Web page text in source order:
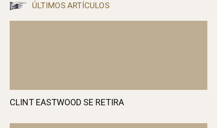
ÚLTIMOS ARTÍCULOS
CLINT EASTWOOD SE RETIRA